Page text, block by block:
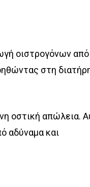
οιστρογόνων από
στη
οστική απώλεια.
αδύναμα και